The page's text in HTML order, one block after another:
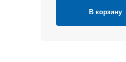
В корзину